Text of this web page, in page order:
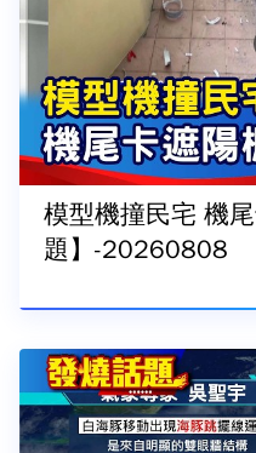
模型機撞民宅 機
題】-20260808